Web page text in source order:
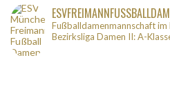
Fußballdamenmannschaft
Bezirksliga Damen II: A-